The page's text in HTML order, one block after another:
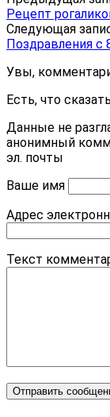
Рецепт
Следующая
Поздравления с
Увы,
Есть, что
Данные не
анонимный
эл. почты
Ваше имя
Адрес
Текст